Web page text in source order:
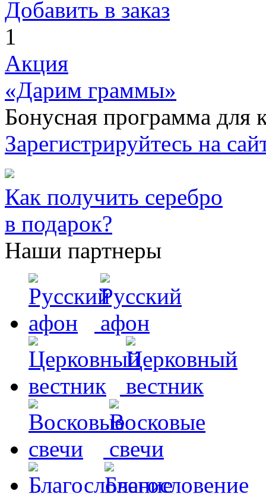
Добавить в заказ
1
Акция
«Дарим граммы»
Бонусная программа для
Зарегистрируйтесь на
Как получить серебро
в подарок?
Наши партнеры